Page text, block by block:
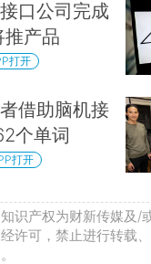
口公司完成
产品
打开
借助脑机接
个单词
打开
识产权为财新传媒及/
许可，禁止进行转载